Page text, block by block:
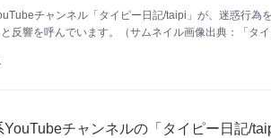
チャンネル「タイピー日記/taipi」が、迷惑行為
反響を呼んでいます。（サムネイル画像出典：「タイ
YouTubeチャンネルの「タイピー日記/